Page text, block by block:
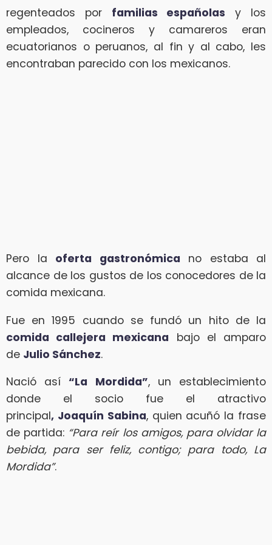
regenteados por familias españolas y los
empleados, cocineros y camareros eran
ecuatorianos o peruanos, al fin y al cabo, les
encontraban parecido con los mexicanos.
Pero la oferta gastronómica no estaba al
alcance de los gustos de los conocedores de la
comida mexicana.
Fue en 1995 cuando se fundó un hito de la
comida callejera mexicana bajo el amparo
de Julio Sánchez.
Nació así“La Mordida”, un establecimiento
donde el socio fue el atractivo
principal, Joaquín Sabina, quien acuñó la frase
de partida: “Para reír los amigos, para olvidar la
bebida, para ser feliz, contigo; para todo, La
Mordida”.